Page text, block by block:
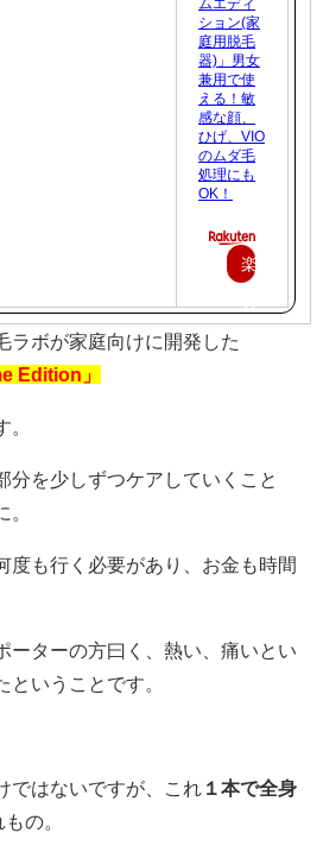
ムエディ
ション(家
庭用脱毛
器)」男女
兼用で使
える！敏
感な顔、
ひげ、VIO
のムダ毛
処理にも
OK！
楽
ラボが家庭向けに開発した
Edition」
。
分を少しずつケアしていくこと
。
度も行く必要があり、お金も時間
ーターの方曰く、熱い、痛いとい
ということです。
ではないですが、これ １本で全身
の。